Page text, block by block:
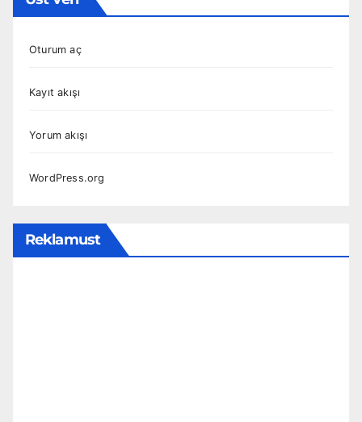
Oturum aç
Kayıt akışı
Yorum akışı
WordPress.org
Reklamust